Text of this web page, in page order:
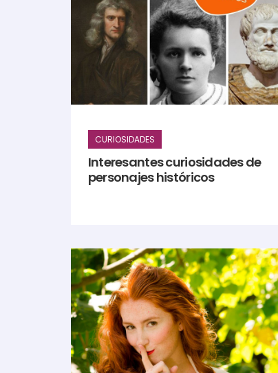
CURIOSIDADES
Interesantes curiosidades de
personajes históricos